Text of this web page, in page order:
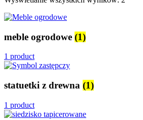
meble ogrodowe (1)
1 product
statuetki z drewna (1)
1 product